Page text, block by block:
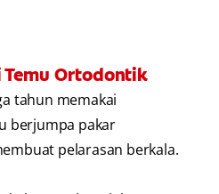
Temu Ortodontik
tahun memakai
berjumpa pakar
pelarasan berkala.